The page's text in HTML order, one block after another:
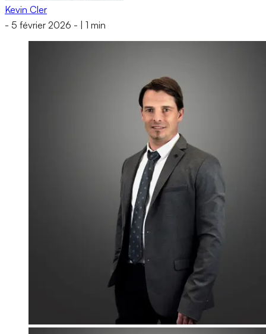
Kevin Cler
- 5 février 2026 - 1 min